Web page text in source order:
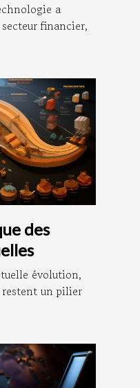
a
financier,
des
évolution,
un pilier